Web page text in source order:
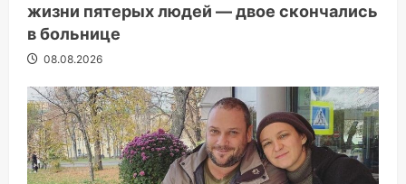
жизни пятерых людей — двое скончались
в больнице
08.08.2026